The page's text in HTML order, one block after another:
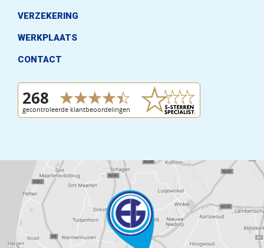
VERZEKERING
WERKPLAATS
CONTACT